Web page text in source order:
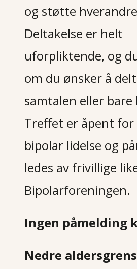
og støtte
Deltakelse er helt
uforpliktende, og
om du ønsker å
samtalen eller bare
Treffet er åpent for
bipolar lidelse og
ledes av frivillige
Bipolarforeningen.
Ingen påmelding
Nedre